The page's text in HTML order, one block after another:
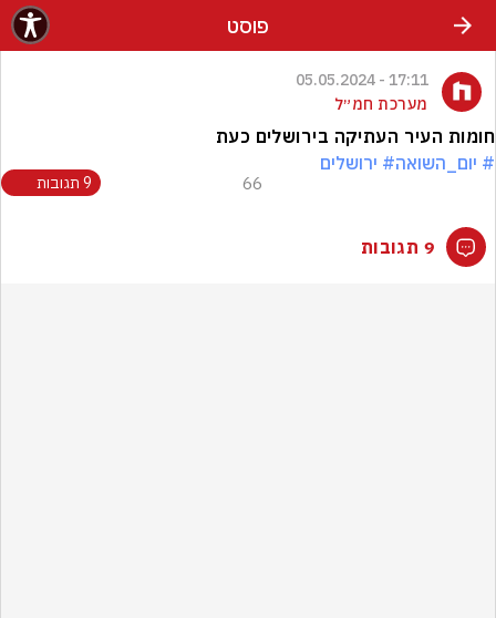
פוסט
17:11 - 05.05.2024
מערכת חמ״ל
‏חומות העיר העתיקה בירושלים כעת
# יום_השואה# ירושלים
66 9 תגובות
9 תגובות